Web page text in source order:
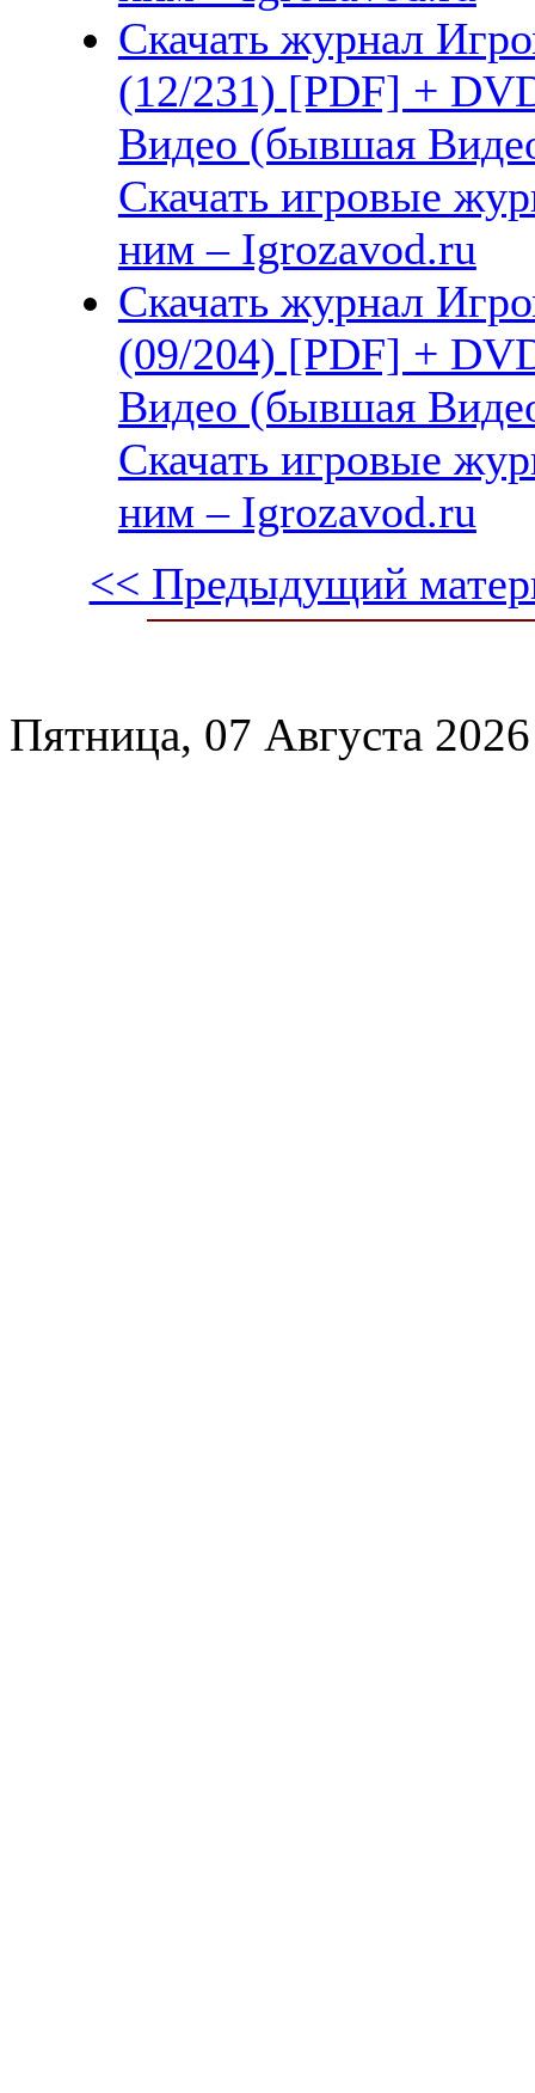
Скачать журнал
(12/231) [PDF] +
Видео (бывшая
Скачать игровые
ним – Igrozavod.ru
Скачать журнал
(09/204) [PDF] +
Видео (бывшая
Скачать игровые
ним – Igrozavod.ru
<< Предыдущий
Пятница, 07 Августа 2026